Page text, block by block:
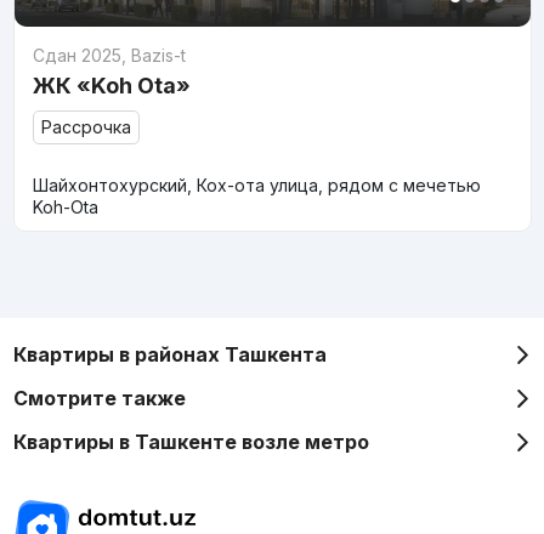
Сдан 2025 Bazis-t
ЖК «Koh Ota»
Рассрочка
Шайхонтохурский, Кох-ота улица, рядом с мечетью
Koh-Ota
Квартиры в районах Ташкента
Смотрите также
Квартиры в Ташкенте возле метро